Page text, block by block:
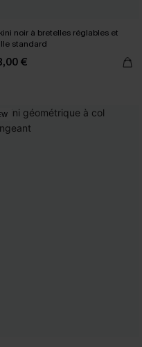
noir à bretelles réglables et
standard
€